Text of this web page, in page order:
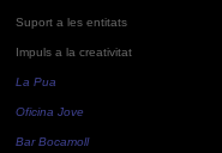
Suport a les entitats
Impuls a la creativitat
La Pua
Oficina Jove
Bar Bocamoll